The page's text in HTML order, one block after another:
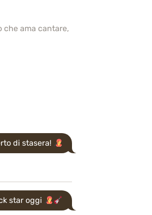
che ama cantare,
di stasera!
star oggi